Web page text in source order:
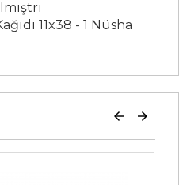
11x38 - 1 Nüsha